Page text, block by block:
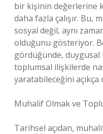
bir kişinin değerlerine
daha fazla çalışır. Bu,
sosyal değil, aynı
olduğunu gösteriyor.
gördüğünde,
toplumsal ilişkilerde
yaratabileceğini
Muhalif Olmak ve
Tarihsel açıdan,